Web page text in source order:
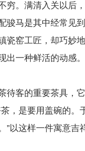
穷。满清入关以后
骏马是其中经常见
瓷窑工匠，却巧妙
出一种鲜活的动感。
客的重要茶具，
，是要用盖碗的
”以这样一件寓意